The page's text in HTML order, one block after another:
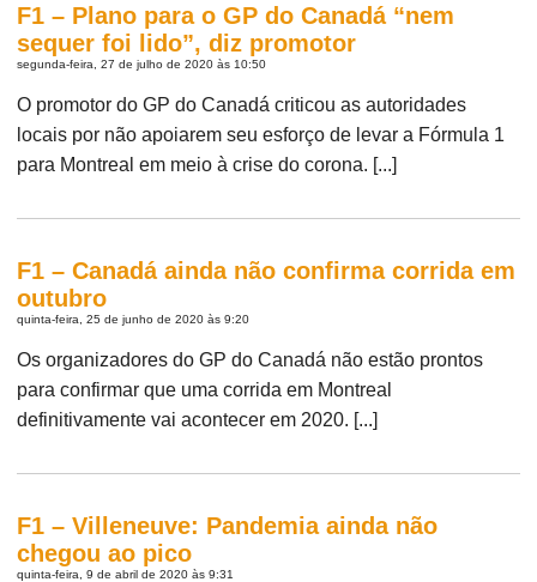
F1 – Plano para o GP do Canadá “nem
sequer foi lido”, diz promotor
segunda-feira, 27 de julho de 2020 às 10:50
O promotor do GP do Canadá criticou as autoridades
locais por não apoiarem seu esforço de levar a Fórmula 1
para Montreal em meio à crise do corona. [...]
F1 – Canadá ainda não confirma corrida em
outubro
quinta-feira, 25 de junho de 2020 às 9:20
Os organizadores do GP do Canadá não estão prontos
para confirmar que uma corrida em Montreal
definitivamente vai acontecer em 2020. [...]
F1 – Villeneuve: Pandemia ainda não
chegou ao pico
quinta-feira, 9 de abril de 2020 às 9:31